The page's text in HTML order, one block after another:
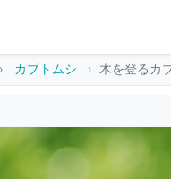
カブトムシ 木を登るカ